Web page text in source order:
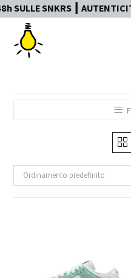
SNKRS ┃
Ordinamento predefinito